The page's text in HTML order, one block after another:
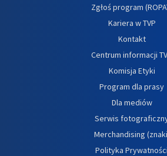
Zgłoś program
Kariera w TVP
Kontakt
Centrum informacji
Komisja Etyki
Program dla prasy
Dla mediów
Serwis
Merchandising
Polityka Prywatności